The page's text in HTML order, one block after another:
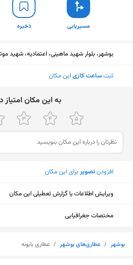
مسیریابی ذخیره
بوشهر، بلوار شهید ماهینی، اعتمادیه،
ثبتساعت کاری این مکان
ﺑﻪ اﯾﻦ ﻣﮑﺎن اﻣﺘﯿﺎز
افزودنتصویربرای این مکان
ویرایش اطلاعات یا گزارش تعطیلی این مکان
مختصات جغرافیایی
بوشهر / عطاری‌های بوشهر / عطاری بابونه